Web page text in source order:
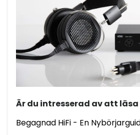
Är du intresserad av att läsa
Begagnad HiFi - En